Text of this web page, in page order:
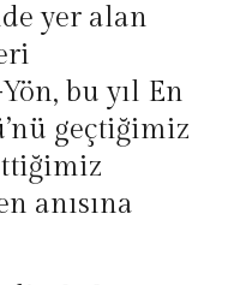
yer alan
bu yıl En
geçtiğimiz
anısına